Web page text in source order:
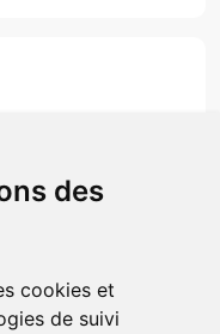
des
cookies et
de suivi